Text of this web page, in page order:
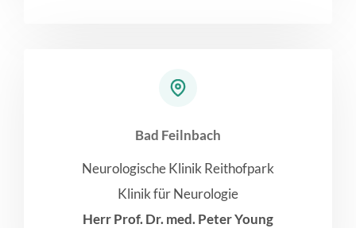
Bad Feilnbach
Neurologische Klinik Reithofpark
Klinik für Neurologie
Herr Prof. Dr. med. Peter Young